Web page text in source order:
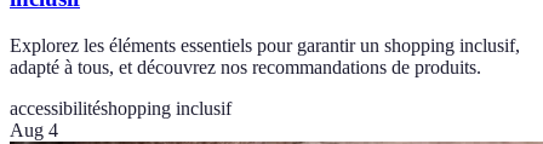
Explorez les éléments essentiels pour garantir un shopping inclusif,
adapté à tous, et découvrez nos recommandations de produits.
accessibilitéshopping inclusif
Aug 4